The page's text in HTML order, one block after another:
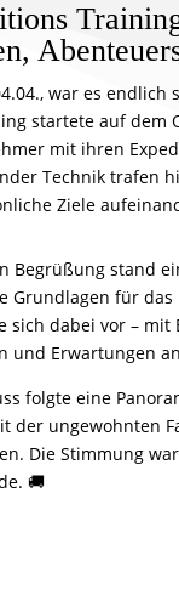
war es
startete auf dem
mit ihren
Technik trafen
Ziele
Begrüßung stand
Grundlagen für
sich dabei vor – mit
und Erwartungen
folgte eine
der ungewohnten
Die Stimmung
🚚